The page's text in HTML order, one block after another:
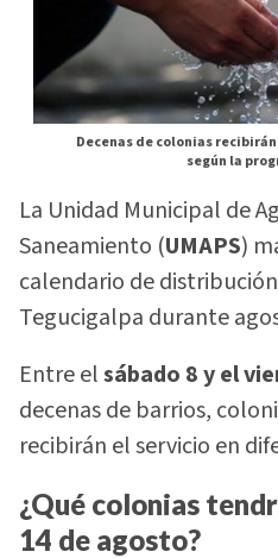
Decenas de colonias
según la
La Unidad Municipal de
Saneamiento (UMAPS)
calendario de
Tegucigalpa durante
Entre elsábado 8 y el
decenas de barrios,
recibirán el servicio en
¿Qué colonias
14 de agosto?